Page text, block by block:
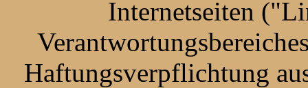
Internetseiten
Haftungsverpflichtung